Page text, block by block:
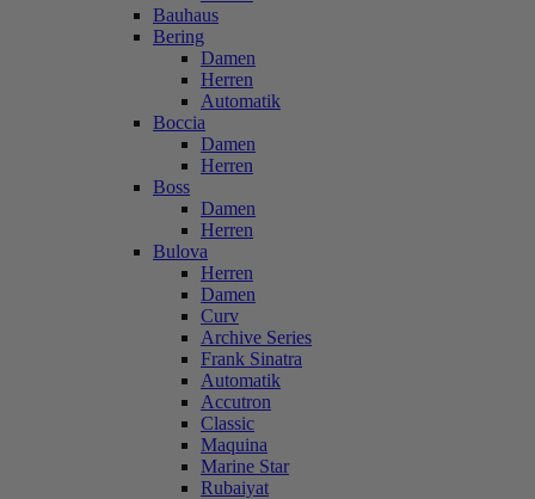
Bauhaus
Bering
Damen
Herren
Automatik
Boccia
Damen
Herren
Boss
Damen
Herren
Bulova
Herren
Damen
Curv
Archive Series
Frank Sinatra
Automatik
Accutron
Classic
Maquina
Marine Star
Rubaiyat